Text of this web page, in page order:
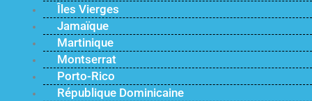
Îles Vierges
Jamaïque
Martinique
Montserrat
Porto-Rico
République Dominicaine